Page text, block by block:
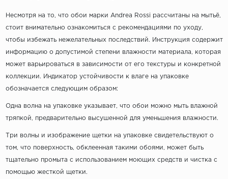
Несмотря на то, что обои марки Andrea Rossi рассчитаны на мытьё,
стоит внимательно ознакомиться с рекомендациями по уходу,
чтобы избежать нежелательных последствий. Инструкция содержит
информацию о допустимой степени влажности материала, которая
может варьироваться в зависимости от его текстуры и конкретной
коллекции. Индикатор устойчивости к влаге на упаковке
обозначается следующим образом:
Одна волна на упаковке указывает, что обои можно мыть влажной
тряпкой, предварительно высушенной для уменьшения влажности.
Три волны и изображение щетки на упаковке свидетельствуют о
том, что поверхность, обклеенная такими обоями, может быть
тщательно промыта с использованием моющих средств и чистка с
помощью жесткой щетки.